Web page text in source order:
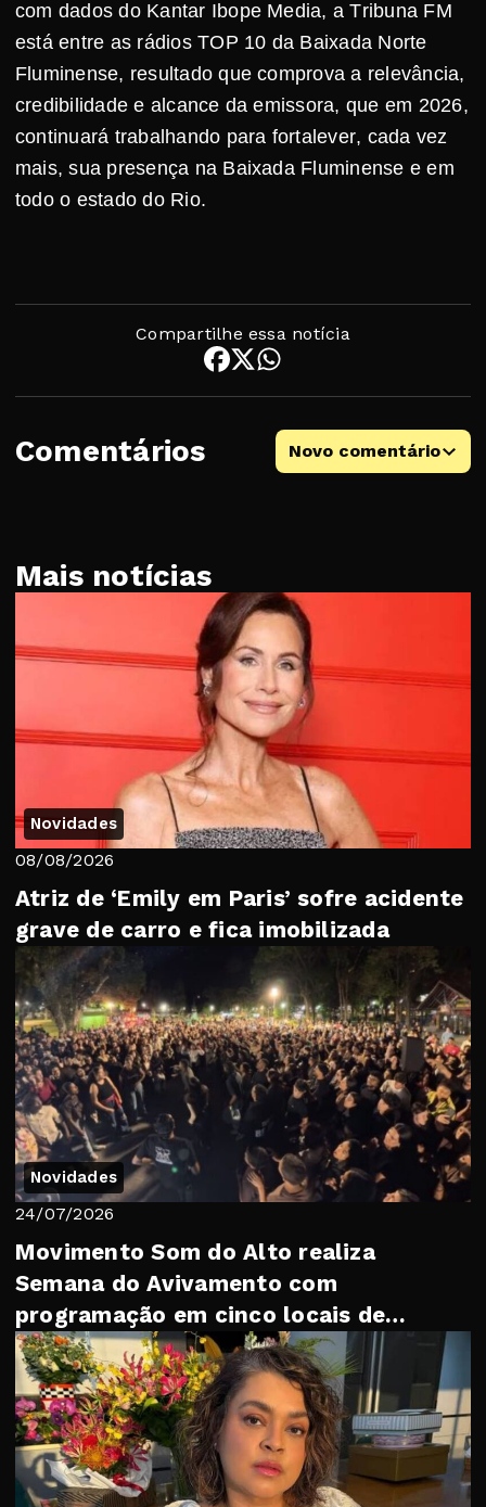
com dados do Kantar Ibope Media, a Tribuna FM
está entre as rádios TOP 10 da Baixada Norte
Fluminense, resultado que comprova a relevância,
credibilidade e alcance da emissora, que em 2026,
continuará trabalhando para fortalever, cada vez
mais, sua presença na Baixada Fluminense e em
todo o estado do Rio.
Compartilhe essa notícia
Comentários Novo comentário
Mais notícias
Novidades
08/08/2026
Atriz de ‘Emily em Paris’ sofre acidente
grave de carro e fica imobilizada
Novidades
24/07/2026
Movimento Som do Alto realiza
Semana do Avivamento com
programação em cinco locais de
Petrópolis